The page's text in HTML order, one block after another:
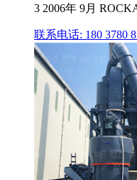
3 2006年 9月
联系电话: 180 3780